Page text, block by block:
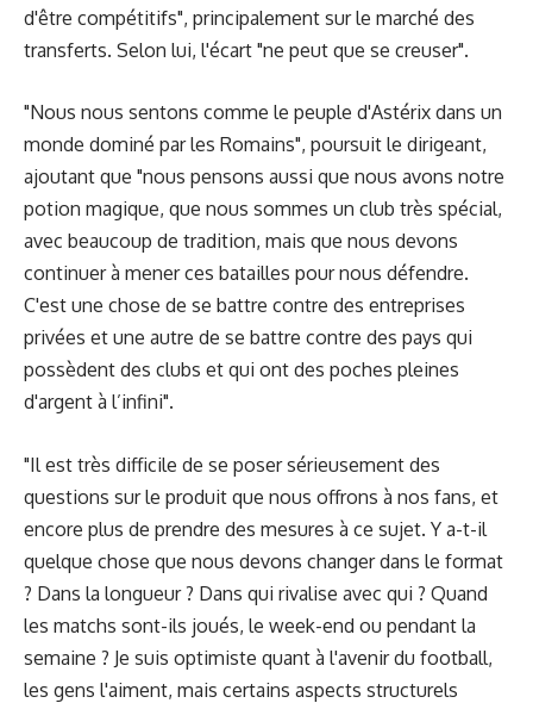
d'être compétitifs", principalement sur le marché des
transferts. Selon lui, l'écart "ne peut que se creuser".
"Nous nous sentons comme le peuple d'Astérix dans un
monde dominé par les Romains", poursuit le dirigeant,
ajoutant que "nous pensons aussi que nous avons notre
potion magique, que nous sommes un club très spécial,
avec beaucoup de tradition, mais que nous devons
continuer à mener ces batailles pour nous défendre.
C'est une chose de se battre contre des entreprises
privées et une autre de se battre contre des pays qui
possèdent des clubs et qui ont des poches pleines
d'argent à l’infini".
"Il est très difficile de se poser sérieusement des
questions sur le produit que nous offrons à nos fans, et
encore plus de prendre des mesures à ce sujet. Y a-t-il
quelque chose que nous devons changer dans le format
? Dans la longueur ? Dans qui rivalise avec qui ? Quand
les matchs sont-ils joués, le week-end ou pendant la
semaine ? Je suis optimiste quant à l'avenir du football,
les gens l'aiment, mais certains aspects structurels